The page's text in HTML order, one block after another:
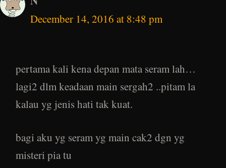
December 14, 2016 at 8:48 pm
pertama kali kena depan mata seram lah…
lagi2 dlm keadaan main sergah2 ..pitam la
kalau yg jenis hati tak kuat.
bagi aku yg seram yg main cak2 dgn yg
misteri pia tu